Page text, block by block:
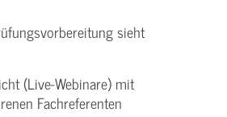
sieht
(Live-Webinare) mit
Fachreferenten